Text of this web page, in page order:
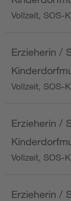
Vollzeit, SOS-
Erzieherin /
Vollzeit, SOS-
Erzieherin /
Vollzeit, SOS-
Erzieherin /